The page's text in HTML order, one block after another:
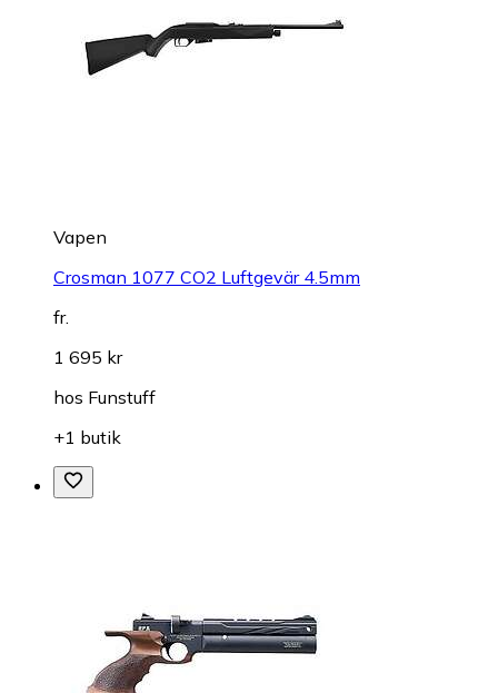
Vapen
Crosman 1077 CO2 Luftgevär 4.5mm
fr.
1 695 kr
hos Funstuff
+1 butik